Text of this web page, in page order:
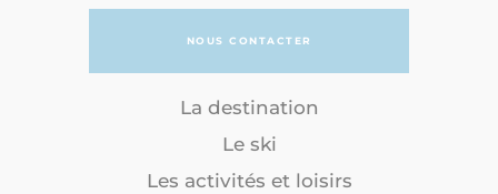
NOUS CONTACTER
La destination
Le ski
Les activités et loisirs